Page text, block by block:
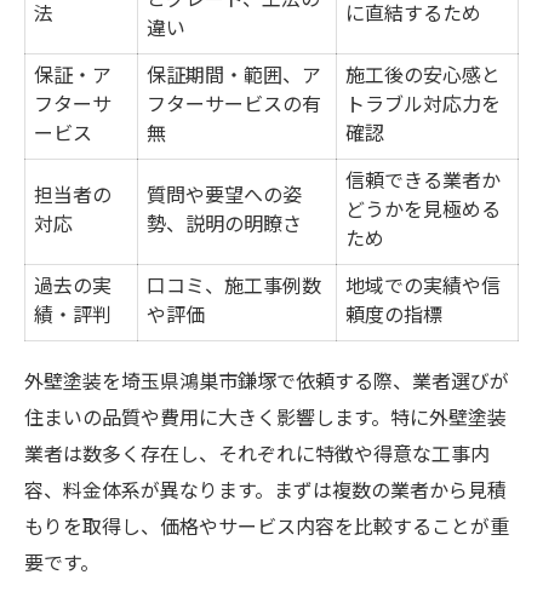
法
違い
に直結するため
保証・ア
フターサ
ービス
保証期間・範囲、ア
フターサービスの有
無
施工後の安心感と
トラブル対応力を
確認
担当者の
対応
質問や要望への姿
勢、説明の明瞭さ
信頼できる業者か
どうかを見極める
ため
過去の実
績・評判
口コミ、施工事例数
や評価
地域での実績や信
頼度の指標
外壁塗装を埼玉県鴻巣市鎌塚で依頼する際、業者選びが
住まいの品質や費用に大きく影響します。特に外壁塗装
業者は数多く存在し、それぞれに特徴や得意な工事内
容、料金体系が異なります。まずは複数の業者から見積
もりを取得し、価格やサービス内容を比較することが重
要です。